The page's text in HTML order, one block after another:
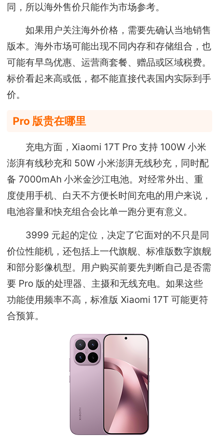
同，所以海外售价只能作为市场参考。
如果用户关注海外价格，需要先确认当地销售
版本。海外市场可能出现不同内存和存储组合，也
可能有早鸟优惠、运营商套餐、赠品或区域税费。
标价看起来高或低，都不能直接代表国内实际到手
价。
Pro 版贵在哪里
充电方面，Xiaomi 17T Pro 支持 100W 小米
澎湃有线秒充和 50W 小米澎湃无线秒充，同时配
备 7000mAh 小米金沙江电池。对经常外出、重
度使用手机、白天不方便长时间充电的用户来说，
电池容量和快充组合会比单一跑分更有意义。
3999 元起的定位，决定了它面对的不只是同
价位性能机，还包括上一代旗舰、标准版数字旗舰
和部分影像机型。用户购买前要先判断自己是否需
要 Pro 版的处理器、主摄和无线充电。如果这些
功能使用频率不高，标准版 Xiaomi 17T 可能更符
合预算。